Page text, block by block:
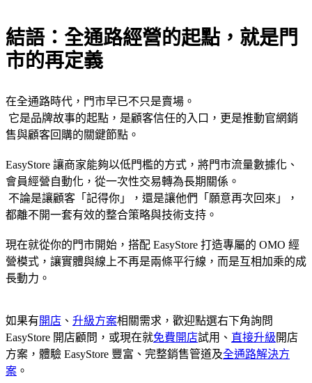
結語：全通路經營的起點，就是門
市的再定義
在全通路時代，門市早已不只是賣場。
它是品牌故事的起點，是顧客信任的入口，更是推動官網銷
售與顧客回購的關鍵節點。
EasyStore 讓商家能夠以低門檻的方式，將門市流量數據化、
會員經營自動化，從一次性交易轉為長期關係。
不論是讓顧客「記得你」，還是讓他們「願意再次回來」，
都離不開一套有效的整合策略與技術支持。
現在就從你的門市開始，搭配 EasyStore 打造專屬的 OMO 經
營模式，讓實體與線上不再是兩條平行線，而是互相加乘的成
長動力。
如果有開店 、 升級方案相關需求，歡迎點選右下角詢問
EasyStore 開店顧問，或現在就免費開店試用、 直接升級開店
方案，體驗 EasyStore 豐富、完整銷售管道及全通路解決方
案 。